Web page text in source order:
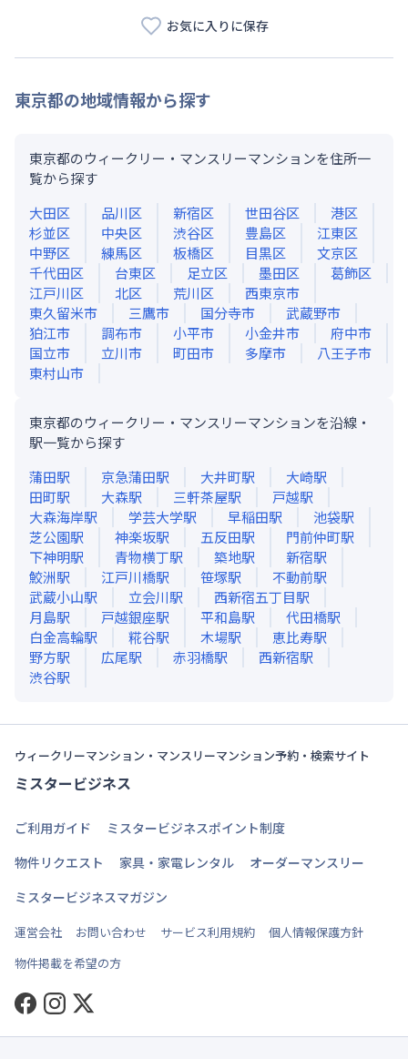
お気に入りに保存
東京都の地域情報から探す
東京都のウィークリー・マンスリーマンションを住所一
覧から探す
大田区
品川区 新宿区 世田谷区
港区
杉並区
中央区 渋谷区 豊島区
江東区
中野区
練馬区 板橋区 目黒区
文京区
千代田区
台東区 足立区 墨田区
葛飾区
江戸川区
北区 荒川区
西東京市
東久留米市
三鷹市 国分寺市
武蔵野市
狛江市
調布市 小平市 小金井市
府中市
国立市
立川市 町田市 多摩市
八王子市
東村山市
東京都のウィークリー・マンスリーマンションを沿線・
駅一覧から探す
蒲田駅 京急蒲田駅 大井町駅 大崎駅
田町駅 大森駅 三軒茶屋駅 戸越駅
大森海岸駅 学芸大学駅 早稲田駅 池袋駅
芝公園駅 神楽坂駅 五反田駅 門前仲町駅
下神明駅 青物横丁駅 築地駅 新宿駅
鮫洲駅 江戸川橋駅 笹塚駅 不動前駅
武蔵小山駅 立会川駅 西新宿五丁目駅
月島駅 戸越銀座駅 平和島駅 代田橋駅
白金高輪駅 糀谷駅 木場駅 恵比寿駅
野方駅 広尾駅 赤羽橋駅 西新宿駅
渋谷駅
ウィークリーマンション・マンスリーマンション予約・検索サイト
ミスタービジネス
ご利用ガイド
ミスタービジネスポイント制度
物件リクエスト
家具・家電レンタル
オーダーマンスリー
ミスタービジネスマガジン
運営会社 お問い合わせ サービス利用規約
個人情報保護方針
物件掲載を希望の方
Facebook
Instagram
Twitter